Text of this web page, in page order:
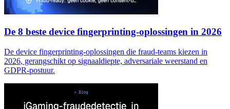
De 8 beste device fingerprinting-oplossingen in 2026
De device fingerprinting-oplossingen die fraud-teams kiezen in
2026, gerangschikt op signaaldiepte, adversariale weerstand en
GDPR-postuur.